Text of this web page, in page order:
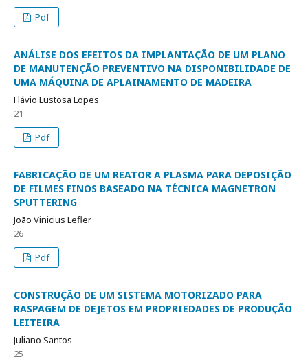
Pdf
ANÁLISE DOS EFEITOS DA IMPLANTAÇÃO DE UM PLANO
DE MANUTENÇÃO PREVENTIVO NA DISPONIBILIDADE DE
UMA MÁQUINA DE APLAINAMENTO DE MADEIRA
Flávio Lustosa Lopes
21
Pdf
FABRICAÇÃO DE UM REATOR A PLASMA PARA DEPOSIÇÃO
DE FILMES FINOS BASEADO NA TÉCNICA MAGNETRON
SPUTTERING
João Vinicius Lefler
26
Pdf
CONSTRUÇÃO DE UM SISTEMA MOTORIZADO PARA
RASPAGEM DE DEJETOS EM PROPRIEDADES DE PRODUÇÃO
LEITEIRA
Juliano Santos
25